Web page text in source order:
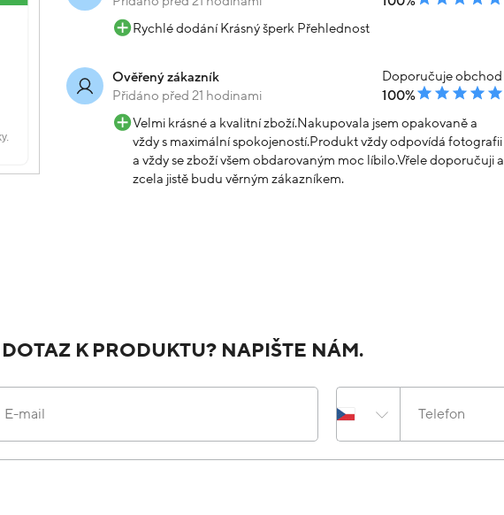
Rychlé dodání Krásný šperk Přehlednost
Ověřený zákazník
Přidáno před 21 hodinami
Doporučuje obchod
100%
Velmi krásné a kvalitní zboží.Nakupovala jsem opakovaně a
vždy s maximální spokojeností.Produkt vždy odpovídá fotografii
a vždy se zboží všem obdarovaným moc líbilo.Vřele doporučuji a
zcela jistě budu věrným zákazníkem.
K PRODUKTU? NAPIŠTE NÁM.
E-mail Telefon